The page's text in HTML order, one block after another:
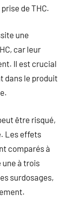
de THC.
une
car leur
Il est crucial
dans le produit
être risqué,
Les effets
comparés à
une à trois
surdosages,